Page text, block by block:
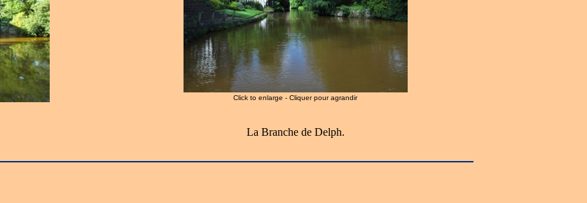
Click to enlarge - Cliquer pour agrandir
La Branche de Delph.